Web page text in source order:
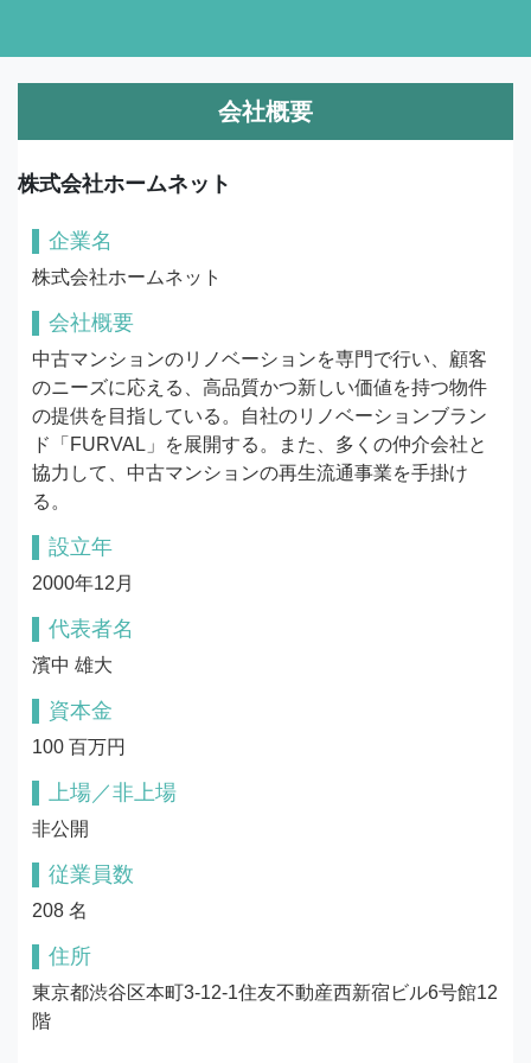
会社概要
株式会社ホームネット
企業名
株式会社ホームネット
会社概要
中古マンションのリノベーションを専門で行い、顧客
のニーズに応える、高品質かつ新しい価値を持つ物件
の提供を目指している。自社のリノベーションブラン
ド「FURVAL」を展開する。また、多くの仲介会社と
協力して、中古マンションの再生流通事業を手掛け
る。
設立年
2000年12月
代表者名
濱中 雄大
資本金
100 百万円
上場／非上場
非公開
従業員数
208 名
住所
東京都渋谷区本町3-12-1住友不動産西新宿ビル6号館12
階